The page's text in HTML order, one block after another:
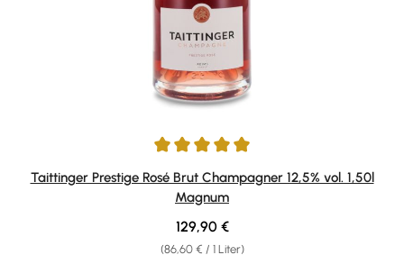
Durchschnittliche Bewertung von 5 von 5 Sternen
Taittinger Prestige Rosé Brut Champagner 12,5% vol. 1,50l
Magnum
(86,60 € / 1 Liter)
Regulärer Preis:
129,90 €